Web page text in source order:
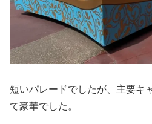
短いパレードでしたが、主要キ
て豪華でした。